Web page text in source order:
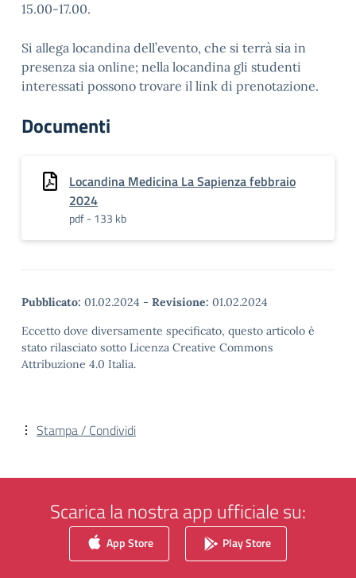
15.00-17.00.
Si allega locandina dell’evento, che si terrà sia in
presenza sia online; nella locandina gli studenti
interessati possono trovare il link di prenotazione.
Documenti
Locandina Medicina La Sapienza febbraio
2024
pdf - 133 kb
Pubblicato: 01.02.2024 - Revisione: 01.02.2024
Eccetto dove diversamente specificato, questo articolo è
stato rilasciato sotto Licenza Creative Commons
Attribuzione 4.0 Italia.
Stampa / Condividi
Scarica la nostra app ufficiale su:
App Store Play Store